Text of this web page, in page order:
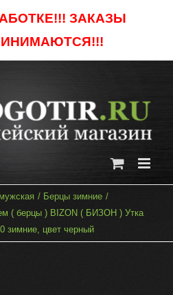
ЗАКАЗЫ
Берцы зимние
( берцы ) BIZON ( БИЗОН ) Утка
зимние, цвет черный